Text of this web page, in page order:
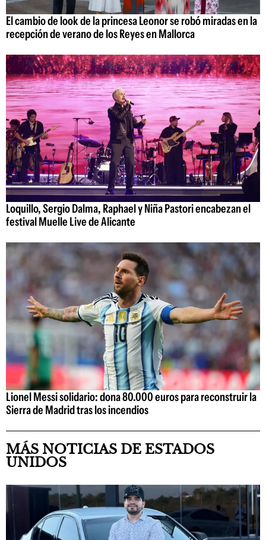
El cambio de look de la princesa Leonor se robó miradas en la
recepción de verano de los Reyes en Mallorca
Loquillo, Sergio Dalma, Raphael y Niña Pastori encabezan el
festival Muelle Live de Alicante
Lionel Messi solidario: dona 80.000 euros para reconstruir la
Sierra de Madrid tras los incendios
MÁS NOTICIAS DE ESTADOS
UNIDOS